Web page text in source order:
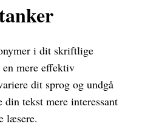
i dit skriftlige
mere effektiv
dit sprog og undgå
din tekst mere interessant
læsere.